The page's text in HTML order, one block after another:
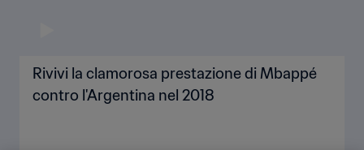
Rivivi la clamorosa prestazione di Mbappé
contro l'Argentina nel 2018